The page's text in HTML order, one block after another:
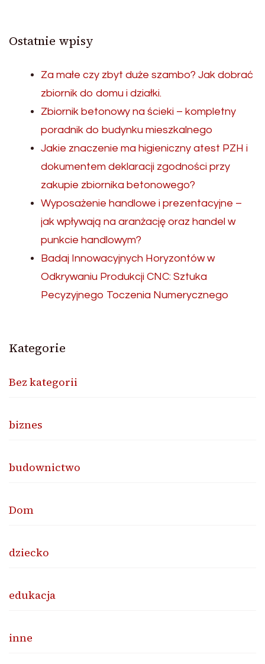
Ostatnie wpisy
Za małe czy zbyt duże szambo? Jak dobrać
zbiornik do domu i działki.
Zbiornik betonowy na ścieki – kompletny
poradnik do budynku mieszkalnego
Jakie znaczenie ma higieniczny atest PZH i
dokumentem deklaracji zgodności przy
zakupie zbiornika betonowego?
Wyposażenie handlowe i prezentacyjne –
jak wpływają na aranżację oraz handel w
punkcie handlowym?
Badaj Innowacyjnych Horyzontów w
Odkrywaniu Produkcji CNC: Sztuka
Pecyzyjnego Toczenia Numerycznego
Kategorie
Bez kategorii
biznes
budownictwo
Dom
dziecko
edukacja
inne